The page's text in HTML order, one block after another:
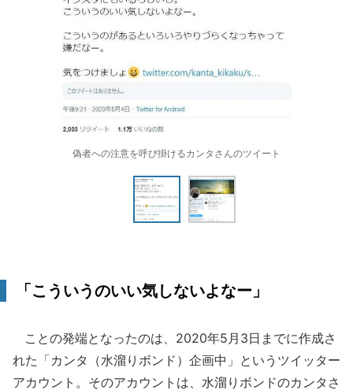
偽者への注意を呼び掛けるカンタさんのツイート
「こういうのいい気しないよなー」
ことの発端となったのは、2020年5月3日までに作成さ
れた「カンタ（水溜りボンド）企画中」というツイッター
アカウント。そのアカウントは、水溜りボンドのカンタさ